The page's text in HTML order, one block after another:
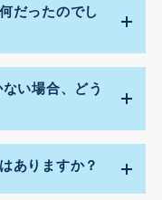
だったのでし
い場合、どう
ありますか？